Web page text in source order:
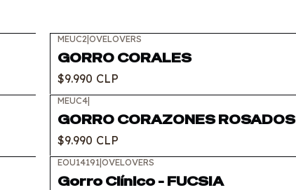
MEUC2|OVELOVERS
GORRO CORALES
$9.990 CLP
MEUC4|
GORRO CORAZONES ROSADOS
$9.990 CLP
EOU14191|OVELOVERS
Gorro Clínico - FUCSIA